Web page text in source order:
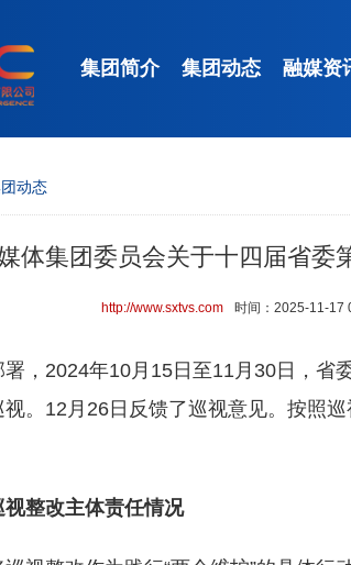
集团简介 集团动态 融媒资
动态
体集团委员会关于十四届省委
http://www.sxtvs.com 时间：2025-11-17
，2024年10月15日至11月30日，省
视。12月26日反馈了巡视意见。按照
整改主体责任情况